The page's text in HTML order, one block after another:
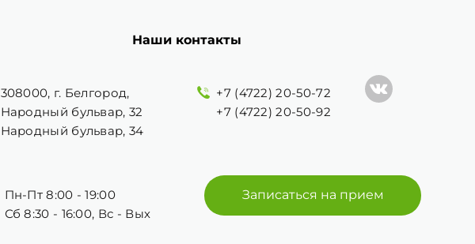
Наши контакты
308000, г. Белгород,
Народный бульвар, 32
Народный бульвар, 34
Пн-Пт 8:00 - 19:00
Сб 8:30 - 16:00, Вс - Вых
+7 (4722) 20-50-72
+7 (4722) 20-50-92
Записаться на прием